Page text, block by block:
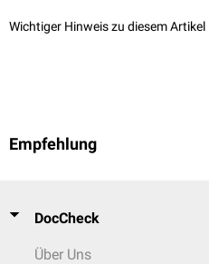
Wichtiger Hinweis zu diesem Artikel
Empfehlung
DocCheck
Über Uns